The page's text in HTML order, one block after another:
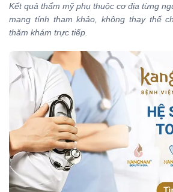
Kết quả thẩm mỹ phụ thuộc cơ địa từng
mang tính tham khảo, không thay thế
thăm khám trực tiếp.